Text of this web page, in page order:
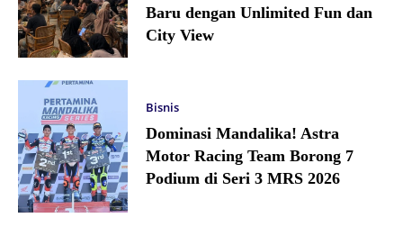
Baru dengan Unlimited Fun dan
City View
Bisnis
Dominasi Mandalika! Astra
Motor Racing Team Borong 7
Podium di Seri 3 MRS 2026